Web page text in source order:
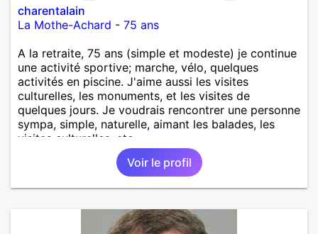
charentalain
La Mothe-Achard - 75 ans
A la retraite, 75 ans (simple et modeste) je continue
une activité sportive; marche, vélo, quelques
activités en piscine. J'aime aussi les visites
culturelles, les monuments, et les visites de
quelques jours. Je voudrais rencontrer une personne
sympa, simple, naturelle, aimant les balades, les
visites culturelles, etc..
Voir le profil